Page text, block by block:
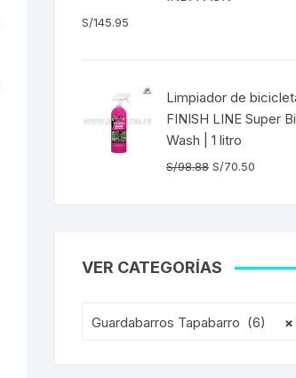
S/145.95
Limpiador de
FINISH LINE Super
Wash | 1 litro
S/98.88 El
S/70.50
VER CATEGORÍAS
×
Guardabarros Tapabarro (6)